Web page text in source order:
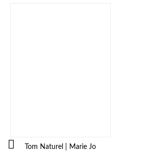
Tom Naturel | Marie Jo
